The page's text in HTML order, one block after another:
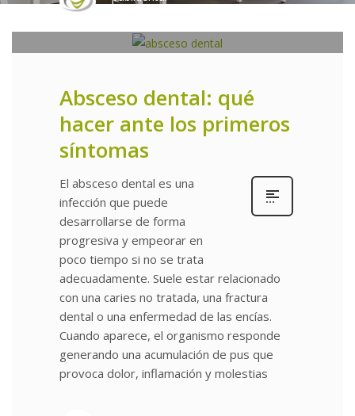
Absceso dental: qué
hacer ante los primeros
síntomas
El absceso dental es una
infección que puede
desarrollarse de forma
progresiva y empeorar en
poco tiempo si no se trata
adecuadamente. Suele estar relacionado
con una caries no tratada, una fractura
dental o una enfermedad de las encías.
Cuando aparece, el organismo responde
generando una acumulación de pus que
provoca dolor, inflamación y molestias